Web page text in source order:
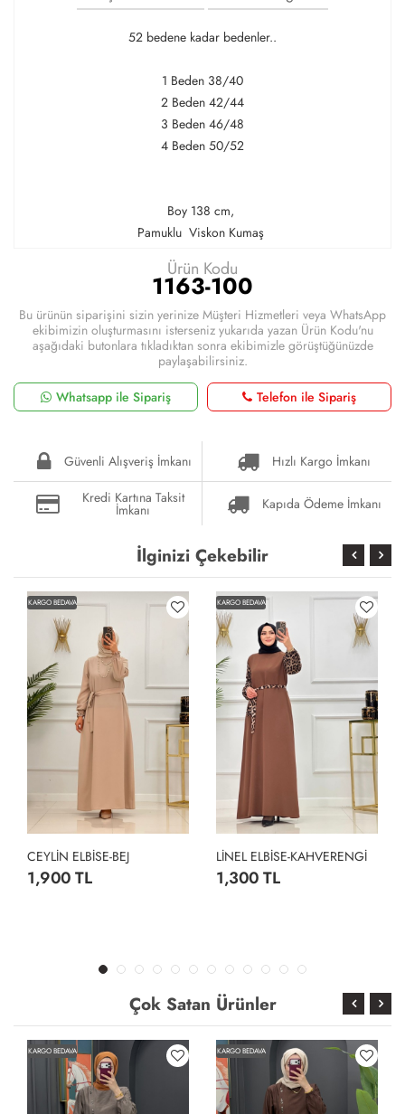
52 bedene kadar bedenler..
1 Beden 38/40
2 Beden 42/44
3 Beden 46/48
4 Beden 50/52
Boy 138 cm,
Pamuklu Viskon Kumaş
Ürün Kodu
1163-100
Bu ürünün siparişini sizin yerinize Müşteri Hizmetleri veya WhatsApp
ekibimizin oluşturmasını isterseniz yukarıda yazan Ürün Kodu'nu
aşağıdaki butonlara tıkladıktan sonra ekibimizle görüştüğünüzde
paylaşabilirsiniz.
Whatsapp ile Sipariş
Telefon ile Sipariş
Güvenli Alışveriş İmkanı
Hızlı Kargo İmkanı
Kredi Kartına Taksit
İmkanı Kapıda Ödeme İmkanı
İlginizi Çekebilir
KARGO BEDAVA
CEYLİN ELBİSE-BEJ
1,900 TL
KARGO BEDAVA
LİNEL ELBİSE-KAHVERENGİ
1,300 TL
Çok Satan Ürünler
KARGO BEDAVA KARGO BEDAVA